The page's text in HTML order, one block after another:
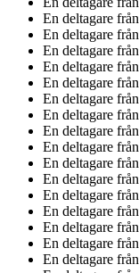
En deltagare från
En deltagare från
En deltagare från
En deltagare från
En deltagare från
En deltagare från
En deltagare från
En deltagare från
En deltagare från
En deltagare från
En deltagare från
En deltagare från
En deltagare från
En deltagare från
En deltagare från
En deltagare från